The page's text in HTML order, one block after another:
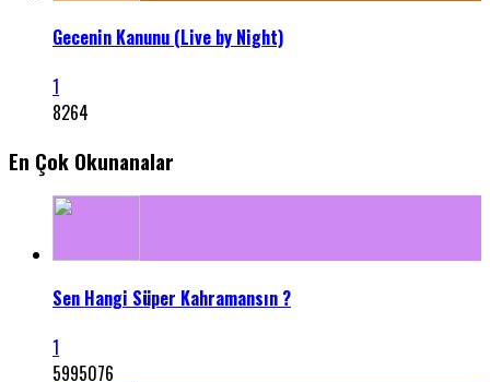
Gecenin Kanunu (Live by Night)
1
8264
En Çok Okunanalar
Sen Hangi Süper Kahramansın ?
1
5995076